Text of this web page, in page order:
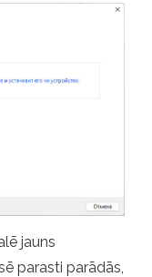
jauns
parasti parādās,